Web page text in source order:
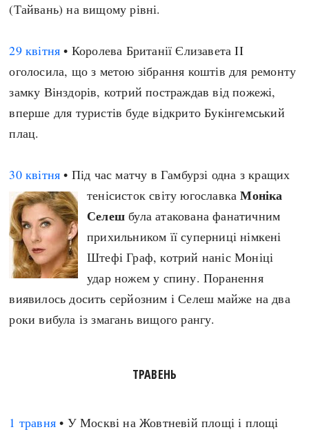
(Тайвань) на вищому рівні.
29 квітня • Королева Британії Єлизавета II
оголосила, що з метою зібрання коштів для ремонту
замку Вінздорів, котрий постраждав від пожежі,
вперше для туристів буде відкрито Букінгемський
плац.
30 квітня • Під час матчу в Гамбурзі одна з кращих
тенісисток світу югославкаМоніка
Селеш була атакована фанатичним
прихильником її суперниці німкені
Штефі Граф, котрий наніс Моніці
удар ножем у спину. Поранення
виявилось досить серйозним і Селеш майже на два
роки вибула із змагань вищого рангу.
ТРАВЕНЬ
1 травня • У Москві на Жовтневій площі і площі